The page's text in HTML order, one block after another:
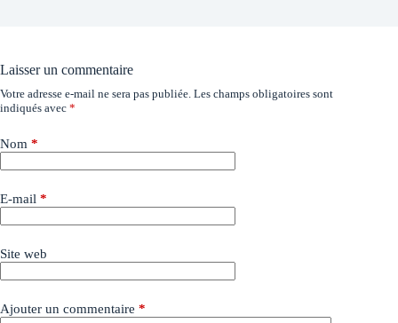
Laisser un commentaire
Votre adresse e-mail ne sera pas publiée. Les champs obligatoires sont
indiqués avec *
Nom *
E-mail *
Site web
Ajouter un commentaire *